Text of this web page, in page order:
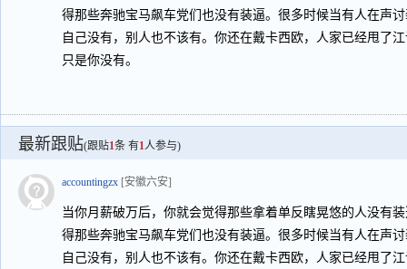
得那些奔驰宝马飙车党们也没有装逼。很多时候当有人在声
自己没有，别人也不该有。你还在戴卡西欧，人家已经甩了
只是你没有。
最新跟贴(跟贴1条 有1人参与)
accountingzx [安徽六安]
当你月薪破万后，你就会觉得那些拿着单反瞎晃悠的人没有
得那些奔驰宝马飙车党们也没有装逼。很多时候当有人在声
自己没有，别人也不该有。你还在戴卡西欧，人家已经甩了